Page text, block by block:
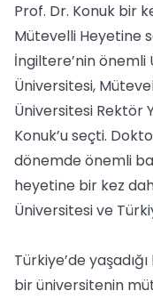
Prof. Dr. Konuk bir
Mütevelli Heyetine
İngiltere’nin
Üniversitesi,
Üniversitesi Rektör
Konuk’u seçti.
dönemde önemli
heyetine bir kez
Üniversitesi ve
Türkiye’de
bir üniversitenin